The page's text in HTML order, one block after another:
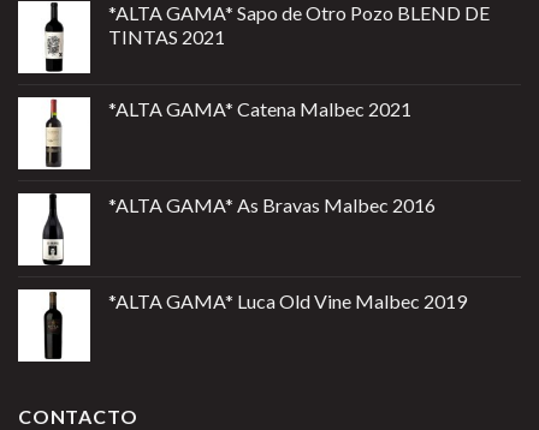
*ALTA GAMA* Sapo de Otro Pozo BLEND DE
TINTAS 2021
*ALTA GAMA* Catena Malbec 2021
*ALTA GAMA* As Bravas Malbec 2016
*ALTA GAMA* Luca Old Vine Malbec 2019
CONTACTO